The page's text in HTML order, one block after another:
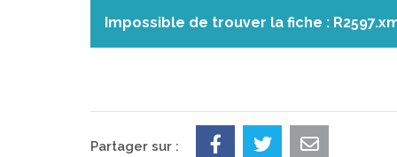
Impossible de trouver la fiche :
Partager sur :